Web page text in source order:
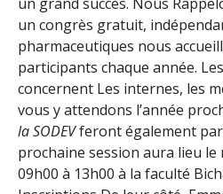
un congrès gratuit,
pharmaceutiques nous
participants chaque année.
concernent Les internes, les
vous y attendons l’année
la SODEVferont également
prochaine session aura lieu le
09h00 à 13h00 à la faculté